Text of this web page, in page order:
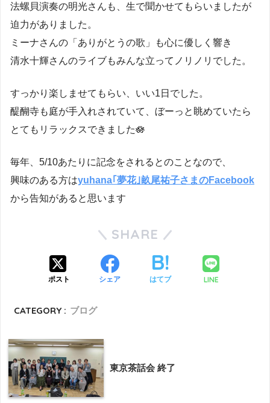
法螺貝演奏の明光さんも、生で聞かせてもらいましたが
迫力がありました。
ミーナさんの「ありがとうの歌」も心に優しく響き
清水十輝さんのライブもみんな立ってノリノリでした。
すっかり楽しませてもらい、いい1日でした。
醍醐寺も庭が手入れされていて、ぼーっと眺めていたら
とてもリラックスできました🪷
毎年、5/10あたりに記念をされるとのことなので、
興味のある方はyuhana｢夢花｣畝尾祐子さまのFacebook
から告知があると思います
SHARE
ポスト シェア はてブ LINE
CATEGORY : ブログ
東京茶話会 終了